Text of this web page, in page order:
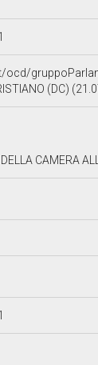
ocd/
(DC)
CAMERA